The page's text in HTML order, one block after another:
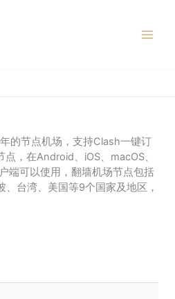
的节点机场，支持Clash一键订
，在Android、iOS、macOS、
端可以使用，翻墙机场节点包括
台湾、美国等9个国家及地区，